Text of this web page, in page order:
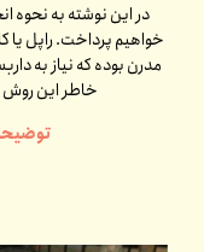
در این نوشته به نحوه
خواهیم پرداخت. راپل یا
مدرن بوده که نیاز به
خاطر این روش